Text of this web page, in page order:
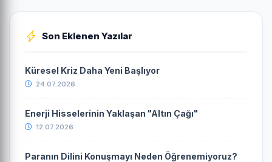
Son Eklenen Yazılar
Küresel Kriz Daha Yeni Başlıyor
24.07.2026
Enerji Hisselerinin Yaklaşan "Altın Çağı"
12.07.2026
Paranın Dilini Konuşmayı Neden Öğrenemiyoruz?